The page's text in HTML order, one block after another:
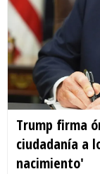
Trump firma
ciudadanía a
nacimiento'